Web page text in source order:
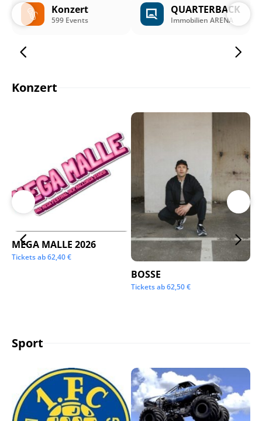
Konzert
599 Events
QUARTERBACK
Immobilien ARENA
Konzert
MEGA MALLE 2026
Tickets ab62,40€
BOSSE
Tickets ab62,50€
Sport